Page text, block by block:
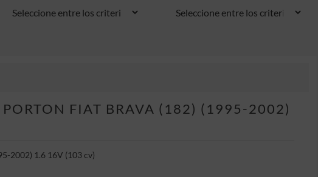
PORTON FIAT BRAVA (182) (1995-2002)
2002) 1.6 16V (103 cv)